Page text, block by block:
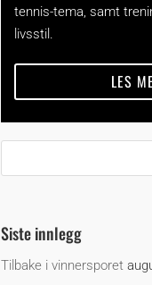
tennis-tema, samt
livsstil.
LES
Siste innlegg
Tilbake i vinnersporet